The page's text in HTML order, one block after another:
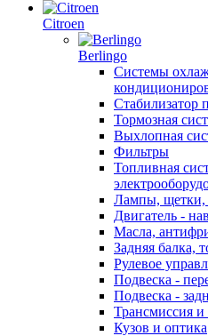
Citroen
Berlingo
Системы
Стабилизатор
Тормозная
Выхлопная
Фильтры
Топливная
Лампы, щетки,
Двигатель -
Масла,
Задняя балка,
Рулевое
Подвеска -
Подвеска -
Трансмиссия
Кузов и оптика